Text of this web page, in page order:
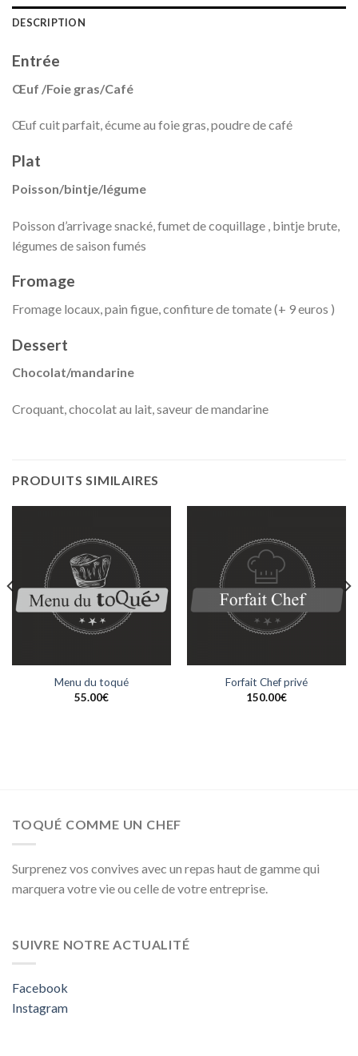
DESCRIPTION
Entrée
Œuf /Foie gras/Café
Œuf cuit parfait, écume au foie gras, poudre de café
Plat
Poisson/bintje/légume
Poisson d’arrivage snacké, fumet de coquillage , bintje brute,
légumes de saison fumés
Fromage
Fromage locaux, pain figue, confiture de tomate (+ 9 euros )
Dessert
Chocolat/mandarine
Croquant, chocolat au lait, saveur de mandarine
PRODUITS SIMILAIRES
Menu du toqué
55.00€
Forfait Chef privé
150.00€
TOQUÉ COMME UN CHEF
Surprenez vos convives avec un repas haut de gamme qui
marquera votre vie ou celle de votre entreprise.
SUIVRE NOTRE ACTUALITÉ
Facebook
Instagram